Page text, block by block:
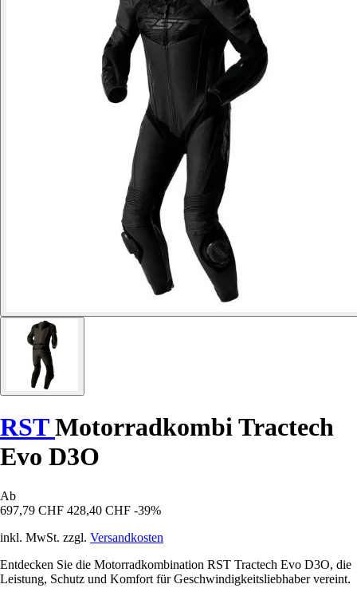
RSTMotorradkombi Tractech
Evo D3O
Ab
697,79 CHF 428,40 CHF -39%
inkl. MwSt. zzgl. Versandkosten
Entdecken Sie die Motorradkombination RST Tractech Evo D3O, die
Leistung, Schutz und Komfort für Geschwindigkeitsliebhaber vereint.